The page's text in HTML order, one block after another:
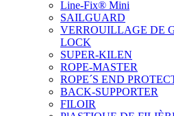
Line-Fix® Mini
SAILGUARD
VERROUILLAGE DE
LOCK
SUPER-KILEN
ROPE-MASTER
ROPE´S END
BACK-SUPPORTER
FILOIR